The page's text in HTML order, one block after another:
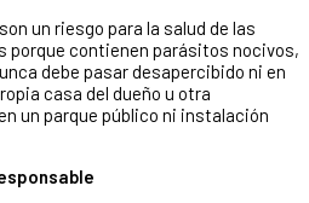
un riesgo para la salud de las
porque contienen parásitos nocivos,
debe pasar desapercibido ni en
casa del dueño u otra
un parque público ni instalación